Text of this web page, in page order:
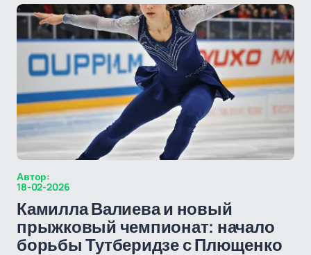
Автор:
18-02-2026
Камилла Валиева и новый
прыжковый чемпионат: начало
борьбы Тутберидзе с Плющенко